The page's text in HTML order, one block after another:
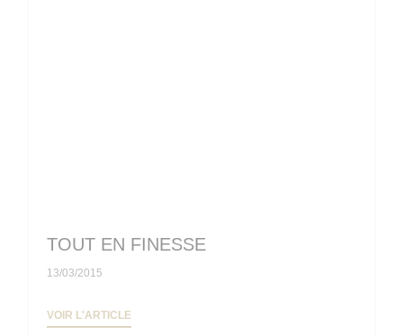
TOUT EN FINESSE
13/03/2015
VOIR L'ARTICLE